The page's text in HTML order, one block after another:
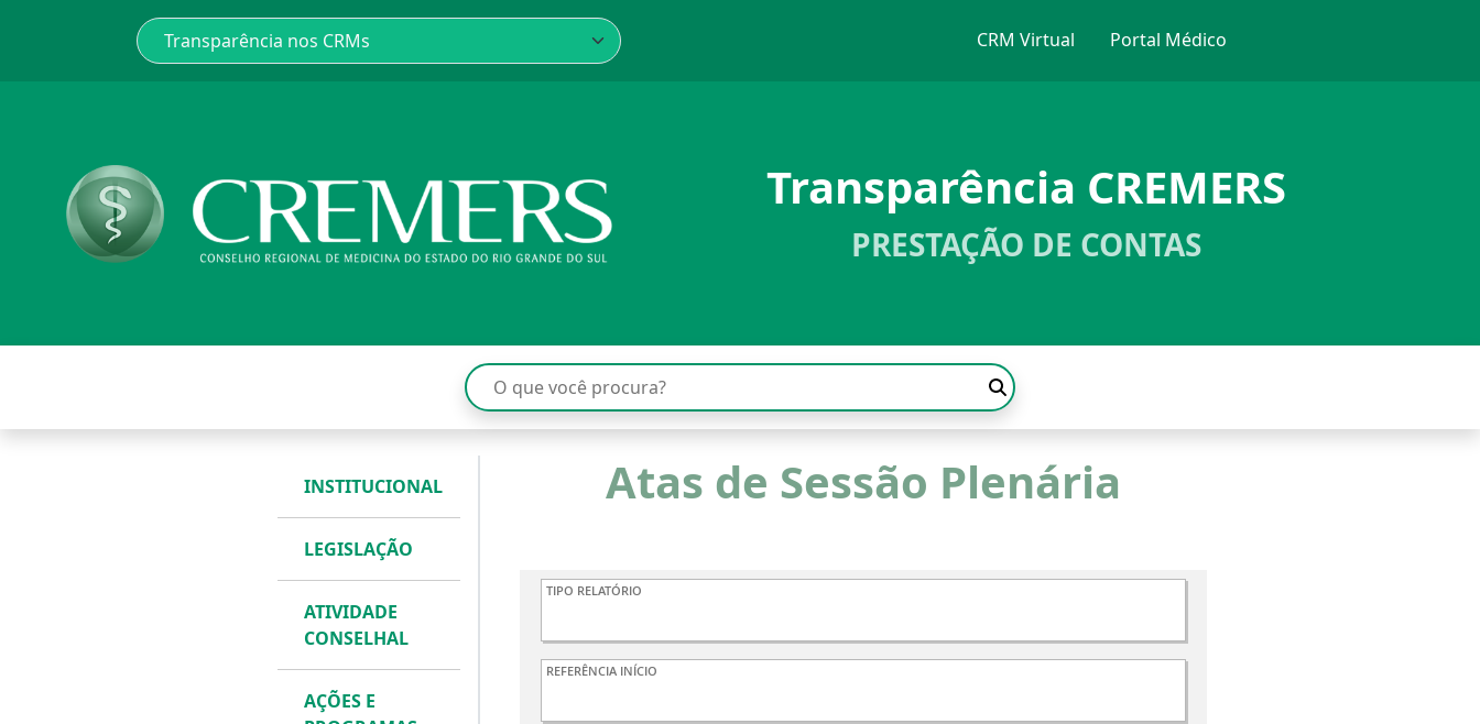
CRM Virtual Portal Médico
Transparência CREMERS
PRESTAÇÃO DE CONTAS
INSTITUCIONAL
LEGISLAÇÃO
ATIVIDADE
CONSELHAL
AÇÕES E
Atas de Sessão Plenária